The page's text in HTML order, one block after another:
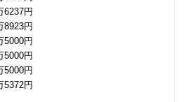
円
円
円
円
円
円